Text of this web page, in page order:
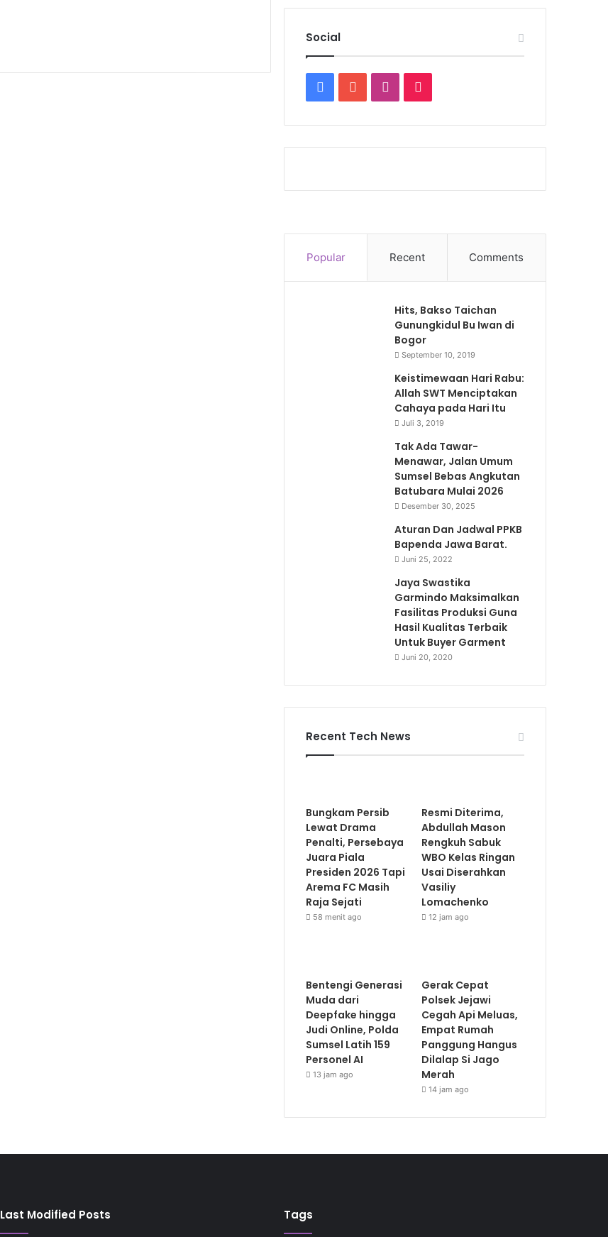
Social
FacebookYouTubeInstagram
Popular Recent Comments
Hits, Bakso Taichan
Gunungkidul Bu Iwan di
Bogor
September 10, 2019
Keistimewaan Hari Rabu:
Allah SWT Menciptakan
Cahaya pada Hari Itu
Juli 3, 2019
Tak Ada Tawar-
Menawar, Jalan Umum
Sumsel Bebas Angkutan
Batubara Mulai 2026
Desember 30, 2025
Aturan Dan Jadwal PPKB
Bapenda Jawa Barat.
Juni 25, 2022
Jaya Swastika
Garmindo Maksimalkan
Fasilitas Produksi Guna
Hasil Kualitas Terbaik
Untuk Buyer Garment
Juni 20, 2020
Recent Tech News
Bungkam Persib
Lewat Drama
Penalti, Persebaya
Juara Piala
Presiden 2026 Tapi
Arema FC Masih
Raja Sejati
58 menit ago
Resmi Diterima,
Abdullah Mason
Rengkuh Sabuk
WBO Kelas Ringan
Usai Diserahkan
Vasiliy
Lomachenko
12 jam ago
Bentengi Generasi
Muda dari
Deepfake hingga
Judi Online, Polda
Sumsel Latih 159
Personel AI
13 jam ago
Gerak Cepat
Polsek Jejawi
Cegah Api Meluas,
Empat Rumah
Panggung Hangus
Dilalap Si Jago
Merah
14 jam ago
Last Modified Posts Tags